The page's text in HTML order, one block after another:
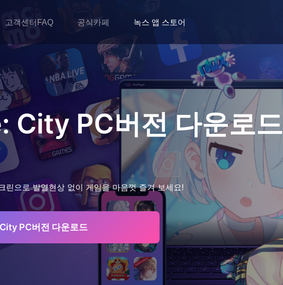
고객센터FAQ 공식카페 녹스 앱 스토어
CityPC버전 다운로드
린으로 발열현상 없이 게임을 마음껏 즐겨 보세요!
PC버전 다운로드